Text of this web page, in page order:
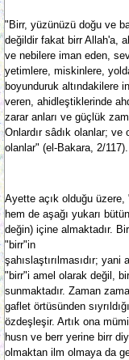
"Birr, yüzünüzü doğu ve
değildir fakat birr Allah'a,
ve nebilere iman eden,
yetimlere, miskinlere,
boyunduruk altındakilere
veren, ahidleştiklerinde
zarar anları ve güçlük
Onlardır sâdık olanlar; ve
olanlar" (el-Bakara, 2/117).
Ayette açık olduğu üzere,
hem de aşağı yukarı
değin) içine almaktadır.
"birr"in
şahıslaştırılmasıdır; yani
"birr"i amel olarak değil,
sunmaktadır. Zaman
gaflet örtüsünden
özdeşleşir. Artık ona
husn ve berr yerine birr
olmaktan ilm olmaya da